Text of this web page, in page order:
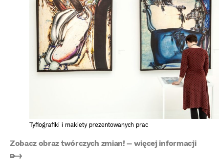
Tyflografiki i makiety prezentowanych prac
Zobacz obraz twórczych zmian! – więcej informacji
➸